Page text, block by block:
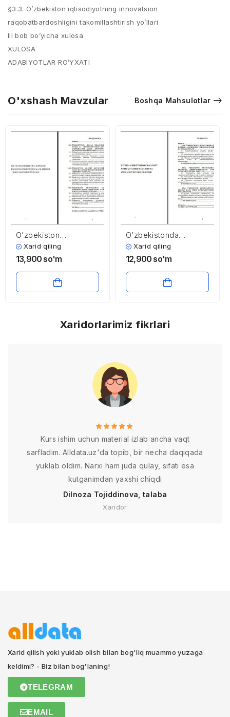
§3.3. O’zbekiston iqtisodiyotning innovatsion
raqobatbardoshligini takomillashtirish yo’llari
III bob bo’yicha xulosa
XULOSA
ADABIYOTLAR RO’YXATI
O'xshash Mavzular Boshqa Mahsulotlar
O’zbekiston
iqtisodiyotiga xorijiy
investitsiyalar va
faollashtirish yo’llari
Xarid qiling
13,900 so'm
O’zbekistonda
investitsion faoliyat:
tartibga solish,
samaradorligini
oshirish
Xarid qiling
12,900 so'm
Xaridorlarimiz fikrlari
Kurs ishim uchun material izlab ancha vaqt
sarfladim. Alldata.uz'da topib, bir necha daqiqada
yuklab oldim. Narxi ham juda qulay, sifati esa
kutganimdan yaxshi chiqdi
Dilnoza Tojiddinova, talaba
Xaridor
Xarid qilish yoki yuklab olish bilan bog'liq muammo yuzaga
keldimi? - Biz bilan bog'laning!
TELEGRAM
EMAIL